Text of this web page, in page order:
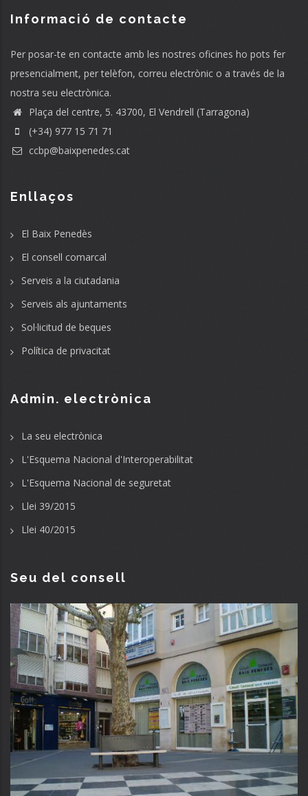
Informació de contacte
Per posar-te en contacte amb les nostres oficines ho pots fer
presencialment, per telèfon, correu electrònic o a través de la
nostra seu electrònica.
Plaça del centre, 5. 43700, El Vendrell (Tarragona)
(+34) 977 15 71 71
ccbp@baixpenedes.cat
Enllaços
El Baix Penedès
El consell comarcal
Serveis a la ciutadania
Serveis als ajuntaments
Sol·licitud de beques
Política de privacitat
Admin. electrònica
La seu electrònica
L'Esquema Nacional d'Interoperabilitat
L'Esquema Nacional de seguretat
Llei 39/2015
Llei 40/2015
Seu del consell